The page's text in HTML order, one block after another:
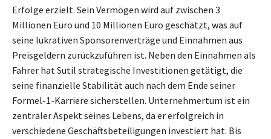
Erfolge erzielt. Sein Vermögen wird auf zwischen 3
Millionen Euro und 10 Millionen Euro geschätzt, was auf
seine lukrativen Sponsorenverträge und Einnahmen aus
Preisgeldern zurückzuführen ist. Neben den Einnahmen als
Fahrer hat Sutil strategische Investitionen getätigt, die
seine finanzielle Stabilität auch nach dem Ende seiner
Formel-1-Karriere sicherstellen. Unternehmertum ist ein
zentraler Aspekt seines Lebens, da er erfolgreich in
verschiedene Geschäftsbeteiligungen investiert hat. Bis